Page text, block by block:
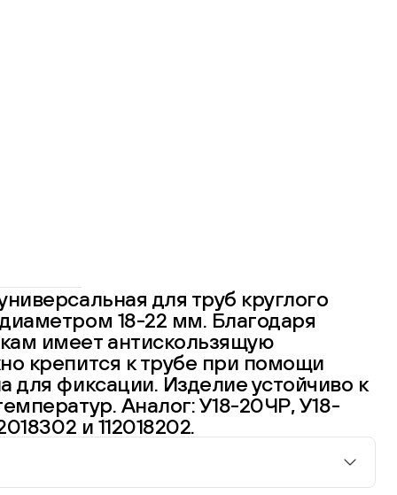
для труб круглого
18-22 мм. Благодаря
имеет антискользящую
крепится к трубе при помощи
для фиксации. Изделие устойчиво к
Аналог: У18-20ЧР, У18-
и 112018202.